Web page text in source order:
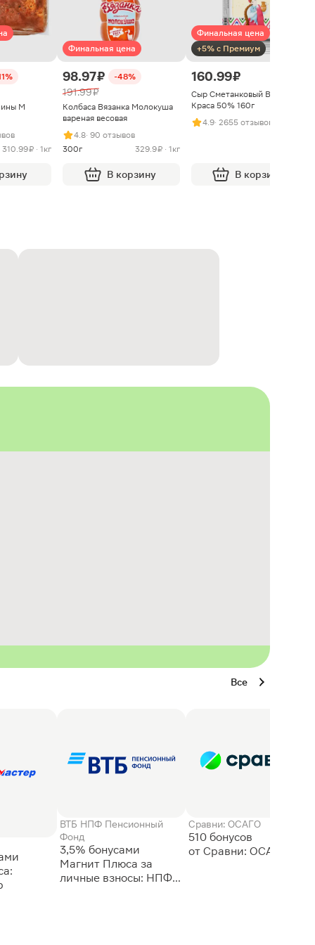
М
310.99 ₽ · 1кг
Финальная цена
98.97 ₽ -48%
191.99 ₽
Колбаса Вязанка Молокуша
вареная весовая
4.8· 90 отзывов
300г
329.9 ₽ · 1кг
В корзину
Финальная цена
+5% с Премиум
160.99 ₽
Сыр Сметанковый Варвара
Краса 50% 160г
4.9· 2655 отзывов
В корзину
Все
ВТБ НПФ Пенсионный
Фонд
3,5% бонусами
Магнит Плюса за
личные взносы: НПФ
Сравни: ОСАГО
510 бонусов